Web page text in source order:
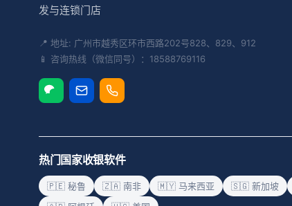
发与连锁门店
📍 地址: 广州市越秀区环市西路202号828、829、912
📱 咨询热线（微信同号）：18588769116
热门国家收银软件
🇵🇪 秘鲁 🇿🇦 南非 🇲🇾 马来西亚 🇸🇬 新加坡